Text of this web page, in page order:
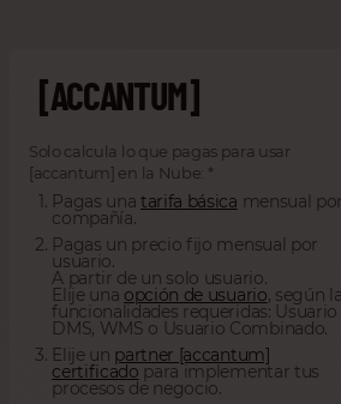
[ACCANTUM]
Solo calcula lo que pagas para usar
[accantum] en la Nube: *
Pagas una tarifa básica mensual por
compañía.
Pagas un precio fijo mensual por
usuario.
A partir de un solo usuario.
Elije una opción de usuario, según
funcionalidades requeridas: Usuario
DMS, WMS o Usuario Combinado.
Elije un partner [accantum]
certificado para implementar tus
procesos de negocio.